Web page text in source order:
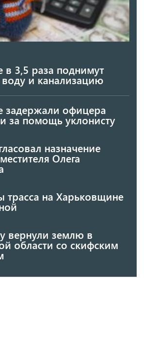
в 3,5 раза поднимут
и канализацию
задержали офицера
за помощь уклонисту
назначение
Олега
трасса на Харьковщине
вернули землю в
области со скифским